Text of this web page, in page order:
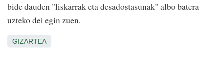
bide dauden "liskarrak eta desadostasunak" albo batera
uzteko dei egin zuen.
GIZARTEA